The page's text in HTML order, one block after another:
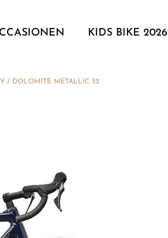
KIDS BIKE 2026
/ DOLOMITE METALLIC 52